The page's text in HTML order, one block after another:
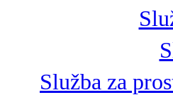
Služba za